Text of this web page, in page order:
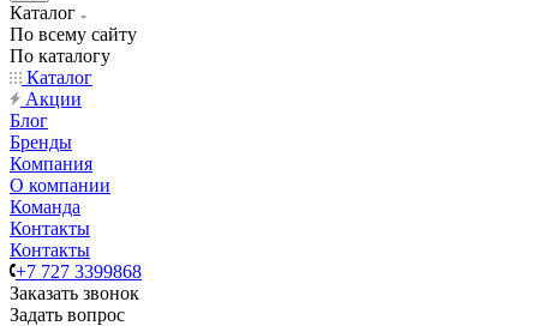
Каталог
По всему сайту
По каталогу
Каталог
Акции
Блог
Бренды
Компания
О компании
Команда
Контакты
Контакты
+7 727 3399868
Заказать звонок
Задать вопрос